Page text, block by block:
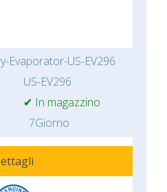
Evaporator-US-EV296
US-EV296
✔ In magazzino
7Giorno